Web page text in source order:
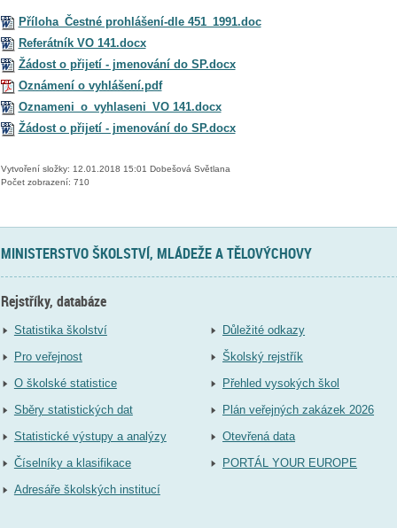
Příloha_Čestné prohlášení-dle 451_1991.doc
Referátník VO 141.docx
Žádost o přijetí - jmenování do SP.docx
Oznámení o vyhlášení.pdf
Oznameni_o_vyhlaseni_VO 141.docx
Žádost o přijetí - jmenování do SP.docx
Vytvoření složky: 12.01.2018 15:01 Dobešová Světlana
Počet zobrazení: 710
MINISTERSTVO ŠKOLSTVÍ, MLÁDEŽE A TĚLOVÝCHOVY
Rejstříky, databáze
Statistika školství
Pro veřejnost
O školské statistice
Sběry statistických dat
Statistické výstupy a analýzy
Číselníky a klasifikace
Adresáře školských institucí
Důležité odkazy
Školský rejstřík
Přehled vysokých škol
Plán veřejných zakázek 2026
Otevřená data
PORTÁL YOUR EUROPE